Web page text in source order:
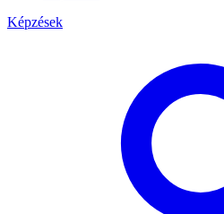
Képzések